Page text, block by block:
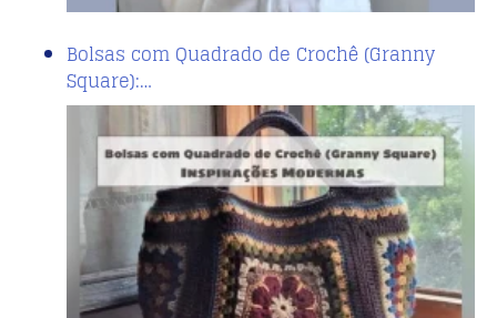
Bolsas com Quadrado de Crochê (Granny
Square):…